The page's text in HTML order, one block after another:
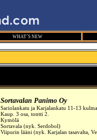
WHAT´S NEW
Sortavalan Panimo Oy
Sariolankatu ja Karjalankatu 11-13 kulma
Kaup. 3 osa, tontti 2.
Kymölä
Sortavala (nyk. Serdobol)
Viipurin lääni (nyk. Karjalan tasavalta,